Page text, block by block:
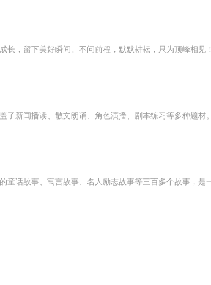
，留下美好瞬间。不问前程，默默耕耘，只为顶峰相见！